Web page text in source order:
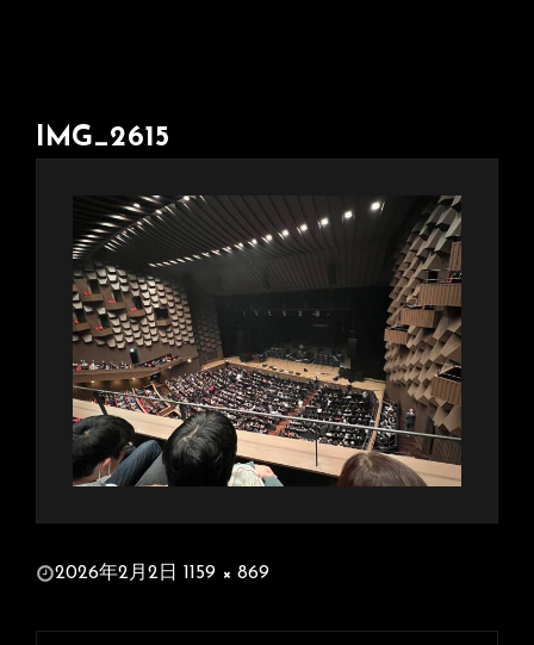
IMG_2615
投
日:
2026年2月2日
ル
1159 × 869